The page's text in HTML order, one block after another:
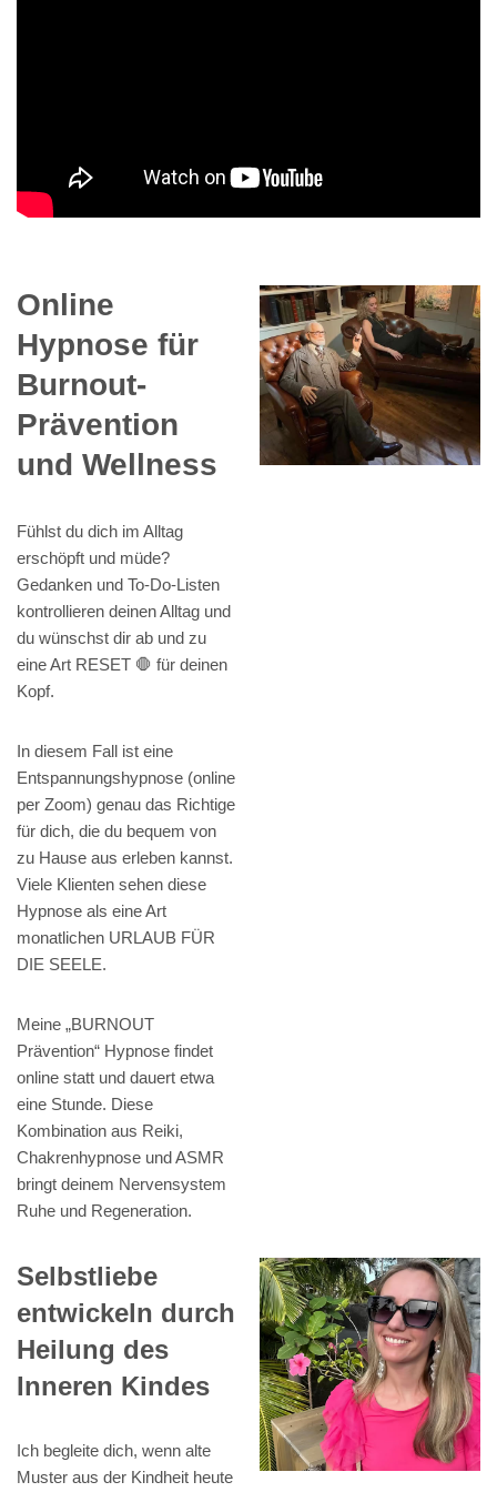
Online
Hypnose für
Burnout-
Prävention
und Wellness
Fühlst du dich im Alltag
erschöpft und müde?
Gedanken und To-Do-Listen
kontrollieren deinen Alltag und
du wünschst dir ab und zu
eine Art RESET 🛑 für deinen
Kopf.
In diesem Fall ist eine
Entspannungshypnose (online
per Zoom) genau das Richtige
für dich, die du bequem von
zu Hause aus erleben kannst.
Viele Klienten sehen diese
Hypnose als eine Art
monatlichen URLAUB FÜR
DIE SEELE.
Meine „BURNOUT
Prävention“ Hypnose findet
online statt und dauert etwa
eine Stunde. Diese
Kombination aus Reiki,
Chakrenhypnose und ASMR
bringt deinem Nervensystem
Ruhe und Regeneration.
Selbstliebe
entwickeln durch
Heilung des
Inneren Kindes
Ich begleite dich, wenn alte
Muster aus der Kindheit heute